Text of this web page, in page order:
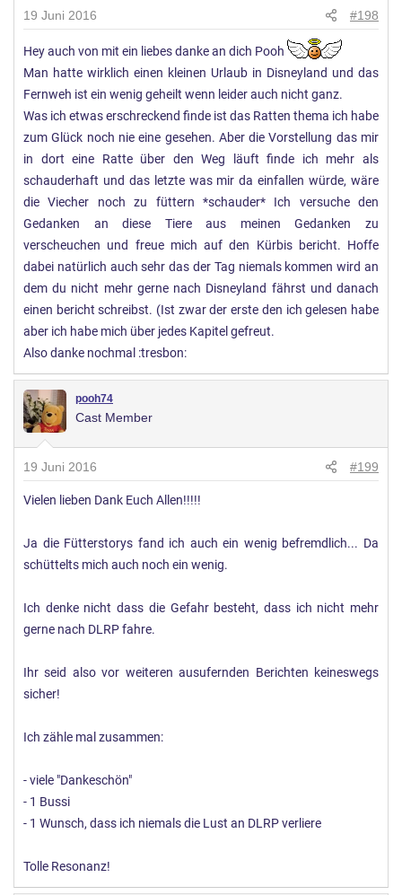
19 Juni 2016 #198
Hey auch von mit ein liebes danke an dich Pooh
Man hatte wirklich einen kleinen Urlaub in Disneyland und das
Fernweh ist ein wenig geheilt wenn leider auch nicht ganz.
Was ich etwas erschreckend finde ist das Ratten thema ich habe
zum Glück noch nie eine gesehen. Aber die Vorstellung das mir
in dort eine Ratte über den Weg läuft finde ich mehr als
schauderhaft und das letzte was mir da einfallen würde, wäre
die Viecher noch zu füttern *schauder* Ich versuche den
Gedanken an diese Tiere aus meinen Gedanken zu
verscheuchen und freue mich auf den Kürbis bericht. Hoffe
dabei natürlich auch sehr das der Tag niemals kommen wird an
dem du nicht mehr gerne nach Disneyland fährst und danach
einen bericht schreibst. (Ist zwar der erste den ich gelesen habe
aber ich habe mich über jedes Kapitel gefreut.
Also danke nochmal :tresbon:
pooh74
Cast Member
19 Juni 2016 #199
Vielen lieben Dank Euch Allen!!!!!
Ja die Fütterstorys fand ich auch ein wenig befremdlich... Da
schüttelts mich auch noch ein wenig.
Ich denke nicht dass die Gefahr besteht, dass ich nicht mehr
gerne nach DLRP fahre.
Ihr seid also vor weiteren ausufernden Berichten keineswegs
sicher!
Ich zähle mal zusammen:
- viele "Dankeschön"
- 1 Bussi
- 1 Wunsch, dass ich niemals die Lust an DLRP verliere
Tolle Resonanz!